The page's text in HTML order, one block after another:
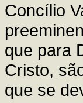
Concílio
que para
Cristo,
que se